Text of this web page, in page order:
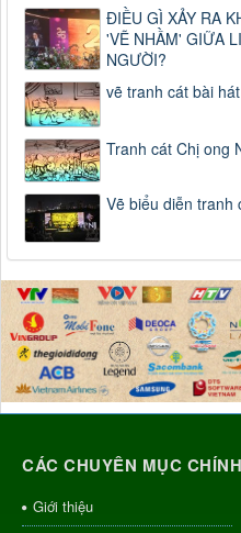
ĐIỀU GÌ XẢY RA
'VẼ NHẦM' GIỮA
NGƯỜI?
vẽ tranh cát bài
Tranh cát Chị ong
Vẽ biểu diễn tranh
CÁC CHUYÊN MỤC CHÍNH
Giới thiệu